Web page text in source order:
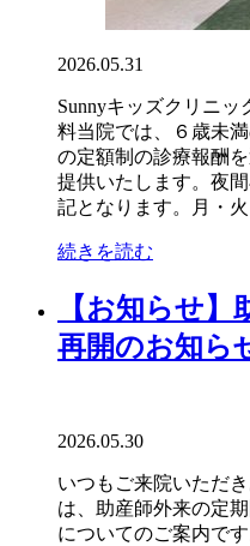
2026.05.31
Sunnyキッズクリニ
料当院では、６歳未
の定額制の診療報酬
提供いたします。夜
記となります。月・
続きを読む
【お知らせ
再開のお知ら
2026.05.30
いつもご来院いただ
は、助産師外来の定
についてのご案内で